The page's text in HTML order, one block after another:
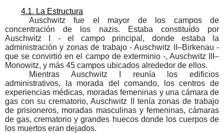
4.1. La Estructura
Auschwitz fue el mayor de los campos de
concentración de los nazis. Estaba constituído por
Auschwitz I - el campo principal, donde estaba la
administración y zonas de trabajo - Auschwitz II–Birkenau -
que se convirtió en el campo de exterminio -, Auschwitz III–
Monowitz, y más 45 campos ubicados alrededor de ellos.
Mientras Auschwitz I reunía los edificios
administrativos, la morada del comando, los centros de
experiencias médicas, moradas femeninas y una cámara de
gas con su crematorio, Auschwitz II tenía zonas de trabajo
de prisioneros, moradas masculinas y femeninas, cámaras
de gas, crematorio y grandes huecos donde los cuerpos de
los muertos eran dejados.